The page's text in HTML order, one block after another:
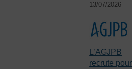
13/07/2026
L’AGJPB
recrute pour